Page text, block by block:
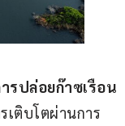
รปล่อยก๊าซเรือน
เติบโตผ่านการ